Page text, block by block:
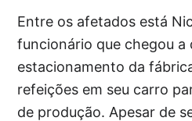
Entre os afetados está
funcionário que chegou a
estacionamento da
refeições em seu carro
de produção. Apesar de